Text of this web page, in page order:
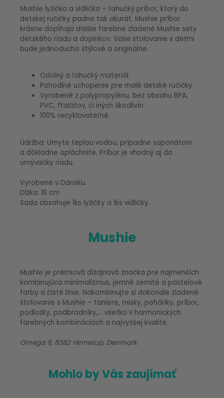
Mushie lyžička a vidlička – ľahučký príbor, ktorý do
detskej ručičky padne tak akurát. Mushie príbor
krásne dopĺňajú ďalšie farebne zladené Mushie sety
detského riadu a doplnkov. Vaše stolovanie s deťmi
bude jednoducho štýlové a originálne.
Odolný a ľahučký materiál.
Pohodlné uchopenie pre malé detské ručičky.
Vyrobené z polypropylénu, bez obsahu BPA,
PVC, ftalátov, či iných škodlivín.
100% recyklovateľné.
Údržba: Umyte teplou vodou, prípadne saponátom
a dôkladne opláchnite. Príbor je vhodný aj do
umývačky riadu.
Vyrobené v Dánsku.
Dĺžka: 16 cm
Sada obsahuje 1ks lyžičky a 1ks vidličky.
Mushie
Mushie je prémiová dizajnová značka pre najmenších
kombinujúca minimalizmus, jemné zemité a pastelové
farby a čisté línie. Nakombinujte si dokonale zladené
stolovanie s Mushie – taniere, misky, poháriky, príbor,
podložky, podbradníky,... všetko v harmonických
farebných kombináciách a najvyššej kvalite.
Omega 9, 8382 Hinnerup, Denmark
Mohlo by Vás zaujímať